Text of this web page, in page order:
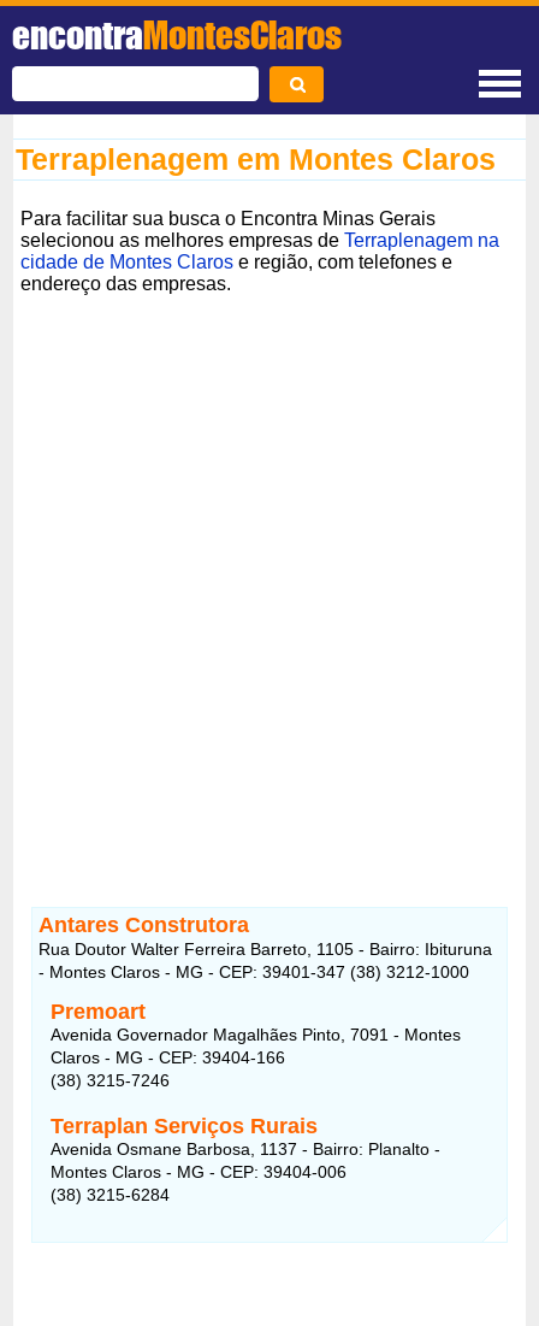
encontraMontesClaros
Terraplenagem em Montes Claros
Para facilitar sua busca o Encontra Minas Gerais
selecionou as melhores empresas deTerraplenagem na
cidade de Montes Claros e região, com telefones e
endereço das empresas.
Antares Construtora
Rua Doutor Walter Ferreira Barreto, 1105 - Bairro: Ibituruna
- Montes Claros - MG - CEP: 39401-347 (38) 3212-1000
Premoart
Avenida Governador Magalhães Pinto, 7091 - Montes
Claros - MG - CEP: 39404-166
(38) 3215-7246
Terraplan Serviços Rurais
Avenida Osmane Barbosa, 1137 - Bairro: Planalto -
Montes Claros - MG - CEP: 39404-006
(38) 3215-6284